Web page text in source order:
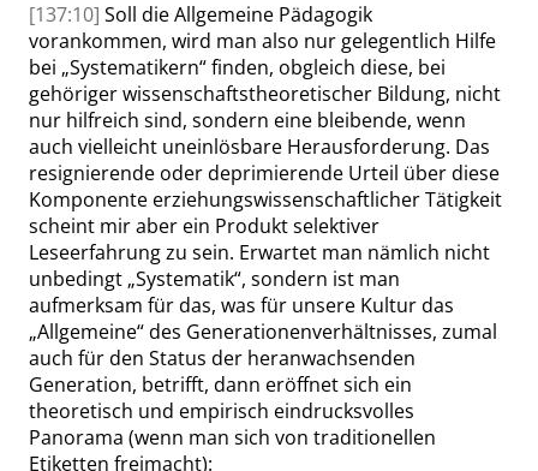
[137:10] Soll die Allgemeine Pädagogik
vorankommen, wird man also nur gelegentlich Hilfe
bei „Systematikern“finden, obgleich diese, bei
gehöriger wissenschaftstheoretischer Bildung, nicht
nur hilfreich sind, sondern eine bleibende, wenn
auch vielleicht uneinlösbare Herausforderung. Das
resignierende oder deprimierende Urteil über diese
Komponente erziehungswissenschaftlicher Tätigkeit
scheint mir aber ein Produkt selektiver
Leseerfahrung zu sein. Erwartet man nämlich nicht
unbedingt „Systematik“, sondern ist man
aufmerksam für das, was für unsere Kultur das
„Allgemeine“des Generationenverhältnisses, zumal
auch für den Status der heranwachsenden
Generation, betrifft, dann eröffnet sich ein
theoretisch und empirisch eindrucksvolles
Panorama (wenn man sich von traditionellen
Etiketten freimacht):